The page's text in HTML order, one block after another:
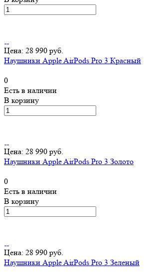
Цена: 28 990 руб.
Наушники Apple AirPods Pro 3 Красный
0
Есть в наличии
В корзину
Цена: 28 990 руб.
Наушники Apple AirPods Pro 3 Золото
0
Есть в наличии
В корзину
Цена: 28 990 руб.
Наушники Apple AirPods Pro 3 Зеленый